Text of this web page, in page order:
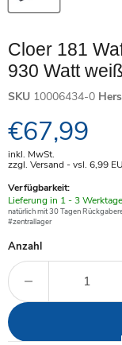
Cloer 181
930 Watt weiß
SKU 10006434-0
Aktueller Preis
€67,99
inkl. MwSt.
zzgl. Versand - vsl. 6,99
Verfügbarkeit:
Verfügbar
-
Lieferung in 1 - 3
natürlich mit 30 Tagen
#zentrallager
Anzahl